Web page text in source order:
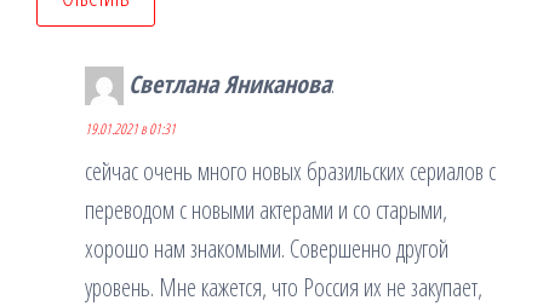
Светлана Яниканова:
19.01.2021 в 01:31
сейчас очень много новых бразильских сериалов с
переводом с новыми актерами и со старыми,
хорошо нам знакомыми. Совершенно другой
уровень. Мне кажется, что Россия их не закупает,